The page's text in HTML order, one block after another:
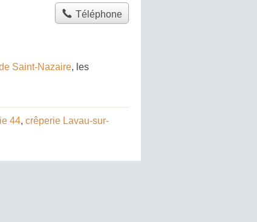
Téléphone
Saint-Nazaire, les
44, crêperie Lavau-sur-